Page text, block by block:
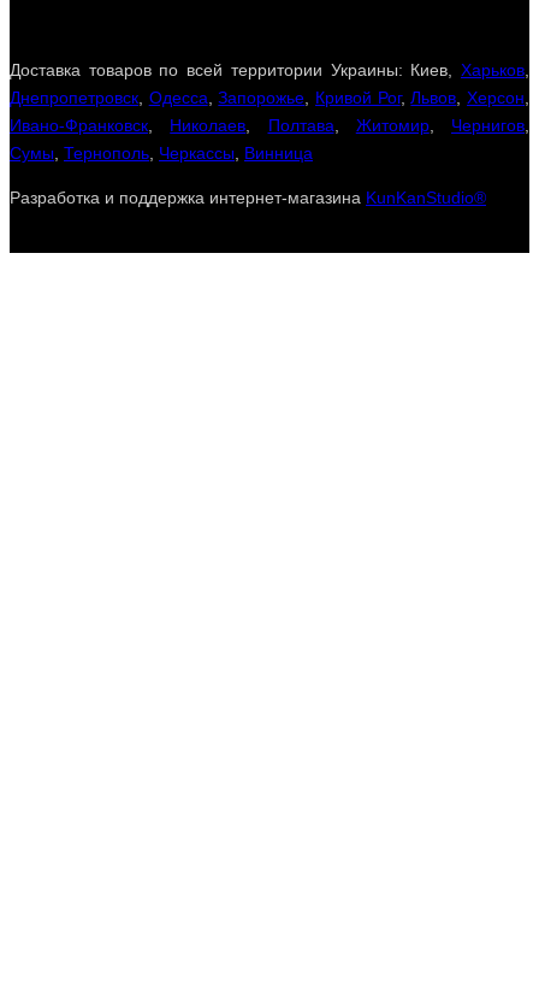
Доставка товаров по всей территории Украины: Киев, Харьков
Днепропетровск Одесса ,Запорожье Кривой Рог,Львов ,Херсон
Ивано-Франковск
Николаев Полтава Житомир, Чернигов
Сумы Тернополь Черкассы Винница
Разработка и поддержка интернет-магазина KunKanStudio®